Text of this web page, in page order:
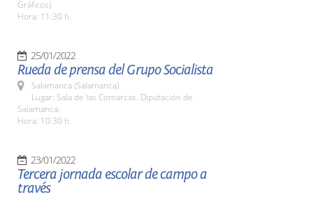
Gráficos)
Hora: 11:30 h.
25/01/2022
Rueda de prensa del Grupo Socialista
Salamanca (Salamanca)
Lugar: Sala de las Comarcas. Diputación de
Salamanca.
Hora: 10:30 h.
23/01/2022
Tercera jornada escolar de campo a
través